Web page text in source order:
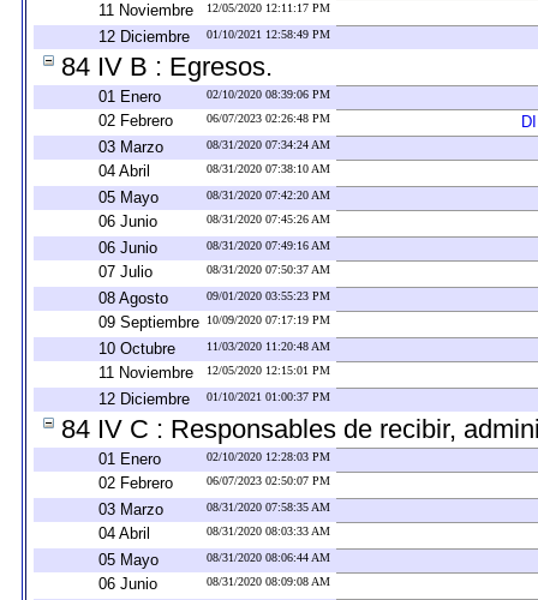
11 Noviembre 12/05/2020 12:11:17 PM
12 Diciembre 01/10/2021 12:58:49 PM
84 IV B : Egresos.
01 Enero 02/10/2020 08:39:06 PM
02 Febrero 06/07/2023 02:26:48 PM
03 Marzo
08/31/2020 07:34:24 AM
04 Abril 08/31/2020 07:38:10 AM
05 Mayo 08/31/2020 07:42:20 AM
06 Junio 08/31/2020 07:45:26 AM
06 Junio 08/31/2020 07:49:16 AM
07 Julio 08/31/2020 07:50:37 AM
08 Agosto 09/01/2020 03:55:23 PM
09 Septiembre 10/09/2020 07:17:19 PM
10 Octubre 11/03/2020 11:20:48 AM
11 Noviembre 12/05/2020 12:15:01 PM
12 Diciembre 01/10/2021 01:00:37 PM
84 IV C : Responsables de recibir,
01 Enero 02/10/2020 12:28:03 PM
02 Febrero 06/07/2023 02:50:07 PM
03 Marzo 08/31/2020 07:58:35 AM
04 Abril 08/31/2020 08:03:33 AM
05 Mayo 08/31/2020 08:06:44 AM
06 Junio 08/31/2020 08:09:08 AM